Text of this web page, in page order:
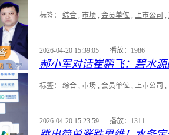
标签： 综合 , 市场 , 会员单位 , 上市公司 ,
2026-04-20 15:39:05 播放：1986
郝小军对话崔鹏飞：碧水
标签： 综合 , 市场 , 会员单位 , 上市公司 ,
2026-04-20 15:23:59 播放：1311